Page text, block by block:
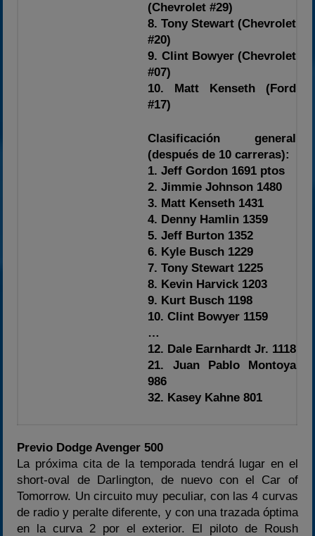
(Chevrolet #29)
8. Tony Stewart (Chevrolet
#20)
9. Clint Bowyer (Chevrolet
#07)
10. Matt Kenseth (Ford
#17)
Clasificación general
(después de 10 carreras):
1. Jeff Gordon 1691 ptos
2. Jimmie Johnson 1480
3. Matt Kenseth 1431
4. Denny Hamlin 1359
5. Jeff Burton 1352
6. Kyle Busch 1229
7. Tony Stewart 1225
8. Kevin Harvick 1203
9. Kurt Busch 1198
10. Clint Bowyer 1159
…
12. Dale Earnhardt Jr. 1118
21. Juan Pablo Montoya
986
32. Kasey Kahne 801
Previo Dodge Avenger 500
La próxima cita de la temporada tendrá lugar en el
short-oval de Darlington, de nuevo con el Car of
Tomorrow. Un circuito muy peculiar, con las 4 curvas
de radio y peralte diferente, y con una trazada óptima
en la curva 2 por el exterior. El piloto de Roush